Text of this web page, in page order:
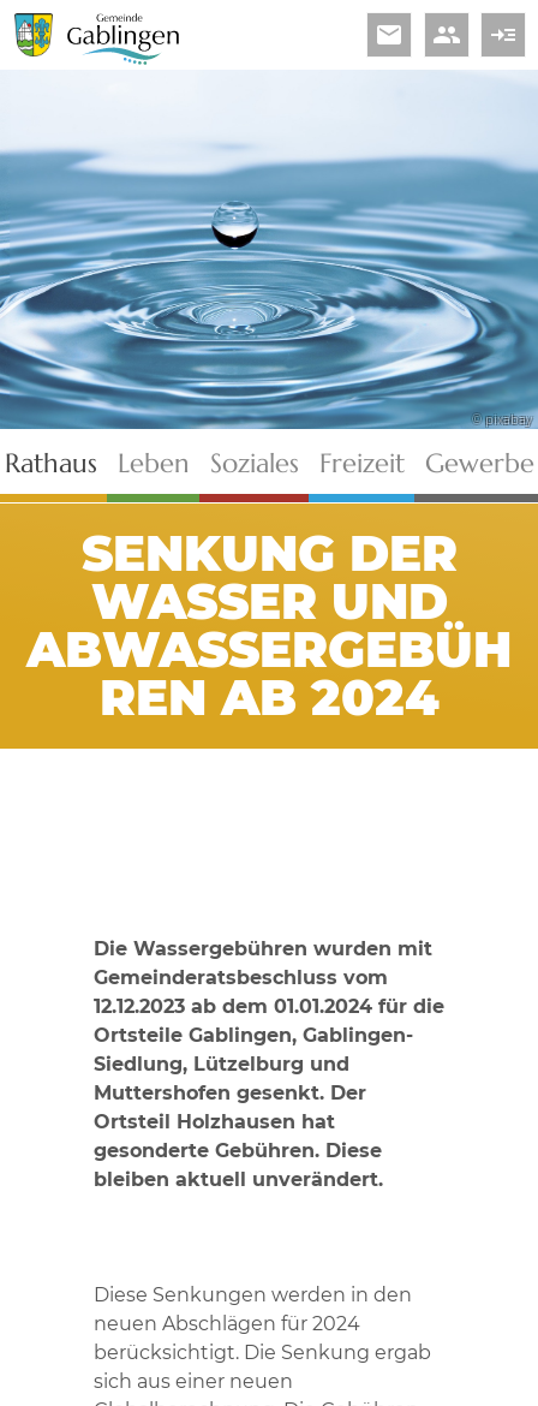
read_more
people
email
© pixabay
Rathaus Leben Soziales Freizeit Gewerbe
SENKUNG DER
WASSER UND
ABWASSERGEBÜH
REN AB 2024
Die Wassergebühren wurden mit
Gemeinderatsbeschluss vom
12.12.2023 ab dem 01.01.2024 für die
Ortsteile Gablingen, Gablingen-
Siedlung, Lützelburg und
Muttershofen gesenkt. Der
Ortsteil Holzhausen hat
gesonderte Gebühren. Diese
bleiben aktuell unverändert.
Diese Senkungen werden in den
neuen Abschlägen für 2024
berücksichtigt. Die Senkung ergab
sich aus einer neuen